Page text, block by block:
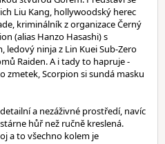
Liu Kang, hollywoodský herec
kriminálník z organizace Černý
(alias Hanzo Hasashi) s
ninja z Lin Kuei Sub-Zero
Raiden. A i tady to hapruje -
zmetek, Scorpion si sundá masku
a nezáživné prostředí, navíc
hůř než ručně kreslená.
a to všechno kolem je